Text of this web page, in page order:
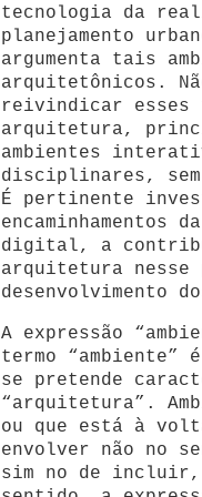
tecnologia da
planejamento
argumenta tais
arquitetônicos.
reivindicar esses
arquitetura,
ambientes
disciplinares,
É pertinente
digital, a
arquitetura nesse
desenvolvimento
A expressão
termo “ambiente”
se pretende
“arquitetura”.
ou que está à
envolver não no
sim no de incluir,